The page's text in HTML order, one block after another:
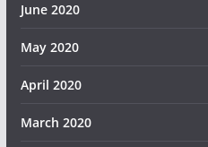
June 2020
May 2020
April 2020
March 2020